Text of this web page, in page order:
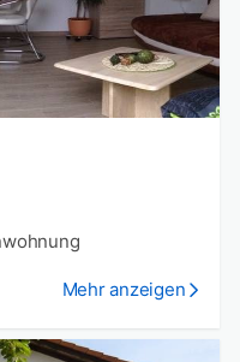
Mehr anzeigen